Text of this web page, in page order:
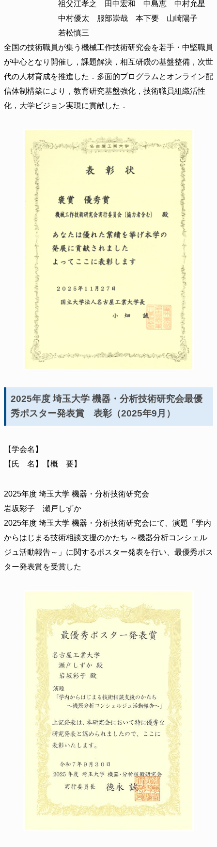
祖父江孝之 田中宏和 中島恵 中村允星
中村優太 服部崇哉 本下要 山崎陽子
若松慎三
全国の技術職員が集う機械工作技術研究会を若手・中堅職員
が中心となり開催し，課題解決，相互研鑽の基盤整備，次世
代の人材育成を推進した．多面的プログラムとオンライン配
信体制構築により，教育研究基盤強化，技術職員組織活性
化，大学ビジョン実現に貢献した．
2025年度 埼玉大学 機器・分析技術研究会最優
秀ポスター発表賞 表彰（2025年9月）
【学会名】
【氏 名】【概 要】
2025年度 埼玉大学 機器・分析技術研究会
岩坂彩子 瀬戸しずか
2025年度 埼玉大学 機器・分析技術研究会にて、演題「学内
からはじまる技術相談支援のかたち ～機器分析コンシェル
ジュ活動報告～」に関するポスター発表を行い、最優秀ポス
ター発表賞を受賞した